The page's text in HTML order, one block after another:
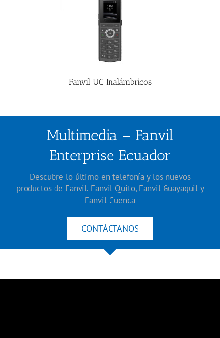
Fanvil UC Inalámbricos
Multimedia – Fanvil
Enterprise Ecuador
Descubre lo último en telefonía y los nuevos
productos de Fanvil. Fanvil Quito, Fanvil Guayaquil y
Fanvil Cuenca
CONTÁCTANOS